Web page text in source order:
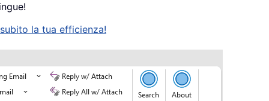
la tua efficienza!